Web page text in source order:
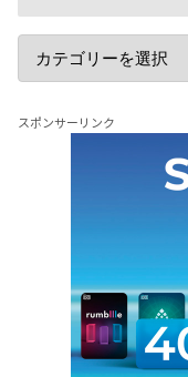
スポンサーリンク